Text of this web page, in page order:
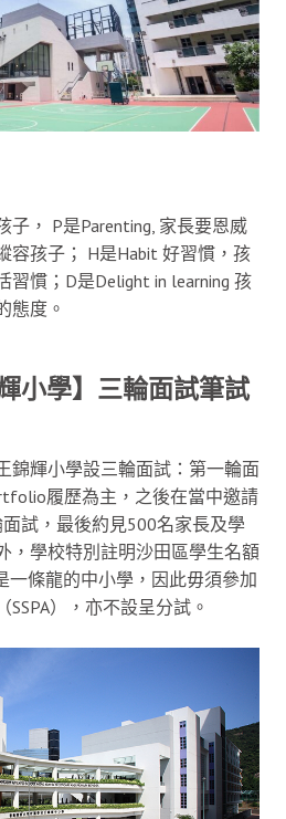
子， P是Parenting, 家長要恩威
容孩子； H是Habit 好習慣，孩
習慣；D是Delight in learning 孩
態度。
小學】 三輪面試筆試
錦輝小學設三輪面試：第一輪面
履歷為主，之後在當中邀請
試，最後約見500名家長及學
，學校特別註明沙田區學生名額
一條龍的中小學，因此毋須參加
），亦不設呈分試。